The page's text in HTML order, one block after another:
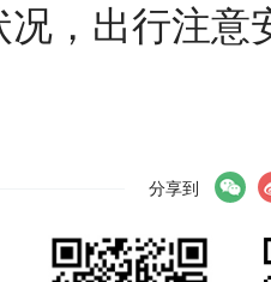
况，出行注意
分享到